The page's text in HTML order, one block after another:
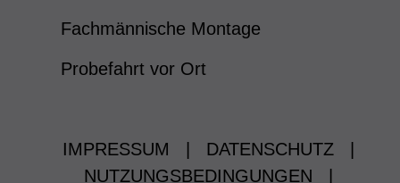
Fachmännische Montage
Probefahrt vor Ort
IMPRESSUM DATENSCHUTZ
NUTZUNGSBEDINGUNGEN